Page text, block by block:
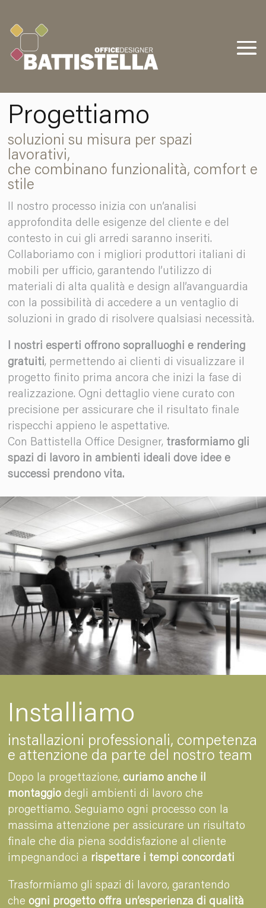
Progettiamo
soluzioni su misura per spazi
lavorativi,
che combinano funzionalità, comfort e
stile
Il nostro processo inizia con un’analisi
approfondita delle esigenze del cliente e del
contesto in cui gli arredi saranno inseriti.
Collaboriamo con i migliori produttori italiani di
mobili per ufficio, garantendo l’utilizzo di
materiali di alta qualità e design all’avanguardia
con la possibilità di accedere a un ventaglio di
soluzioni in grado di risolvere qualsiasi necessità.
I nostri esperti offrono sopralluoghi e rendering
gratuiti, permettendo ai clienti di visualizzare il
progetto finito prima ancora che inizi la fase di
realizzazione. Ogni dettaglio viene curato con
precisione per assicurare che il risultato finale
rispecchi appieno le aspettative.
Con Battistella Office Designer, trasformiamo gli
spazi di lavoro in ambienti ideali dove idee e
successi prendono vita.
Installiamo
installazioni professionali, competenza
e attenzione da parte del nostro team
Dopo la progettazione,curiamo anche il
montaggiodegli ambienti di lavoro che
progettiamo. Seguiamo ogni processo con la
massima attenzione per assicurare un risultato
finale che dia piena soddisfazione al cliente
impegnandoci a rispettare i tempi concordati
Trasformiamo gli spazi di lavoro, garantendo
cheogni progetto offra un’esperienza di qualità